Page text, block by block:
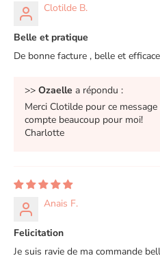
Clotilde B.
Belle et pratique
De bonne facture , belle et
>> Ozaelle a répondu :
Merci Clotilde pour ce
compte beaucoup pour moi!
Charlotte
Anais F.
Felicitation
Je suis ravie de ma commande